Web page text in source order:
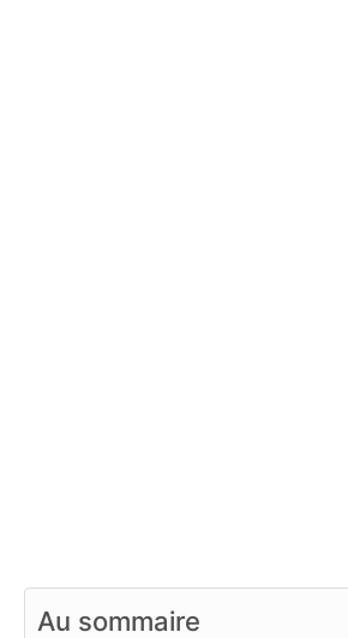
Au sommaire